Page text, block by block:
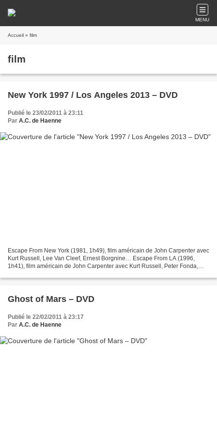
MENU
Accueil » film
film
New York 1997 / Los Angeles 2013 – DVD
Publié le 23/02/2011 à 23:11
Par A.C. de Haenne
Escape From New York (1981, 1h49), film américain de John Carpenter avec
Kurt Russell, Lee Van Cleef, Ernest Borgnine… Escape From LA (1996,
1h41), film américain de John Carpenter avec Kurt Russell, Peter Fonda,
Ghost of Mars – DVD
Publié le 22/02/2011 à 23:17
Par A.C. de Haenne